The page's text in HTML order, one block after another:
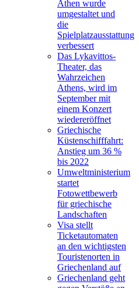
Athen wurde
umgestaltet und
die
Spielplatzausstattung
verbessert
Das Lykavittos-
Theater, das
Wahrzeichen
Athens, wird im
September mit
einem Konzert
wiedereröffnet
Griechische
Küstenschifffahrt:
Anstieg um 36 %
bis 2022
Umweltministerium
startet
Fotowettbewerb
für griechische
Landschaften
Visa stellt
Ticketautomaten
an den wichtigsten
Touristenorten in
Griechenland auf
Griechenland geht